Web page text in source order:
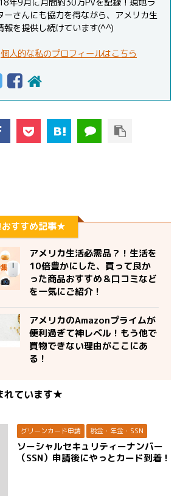
年9月に月間約30万PVを記録！現地ラ
ーさんにも協力を得ながら、アメリカ生
報を提供し続けています(^^)
個人的な私のプロフィールはこちら
すすめ記事★
アメリカ生活必需品？！生活を
10倍豊かにした、買って良か
った商品おすすめ＆口コミなど
を一気にご紹介！
アメリカのAmazonプライムが
便利過ぎて神レベル！もう他で
買物できない理由がここにあ
る！
れています★
グリーンカード申請 税金・年金・SSN
ソーシャルセキュリティーナンバー
（SSN）申請後にやっとカード到着！